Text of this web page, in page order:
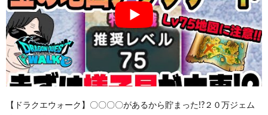
【ドラクエウォーク】〇〇〇〇があるから貯まった!?２０万ジェム